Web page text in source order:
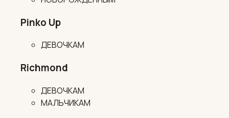
Pinko Up
ДЕВОЧКАМ
Richmond
ДЕВОЧКАМ
МАЛЬЧИКАМ